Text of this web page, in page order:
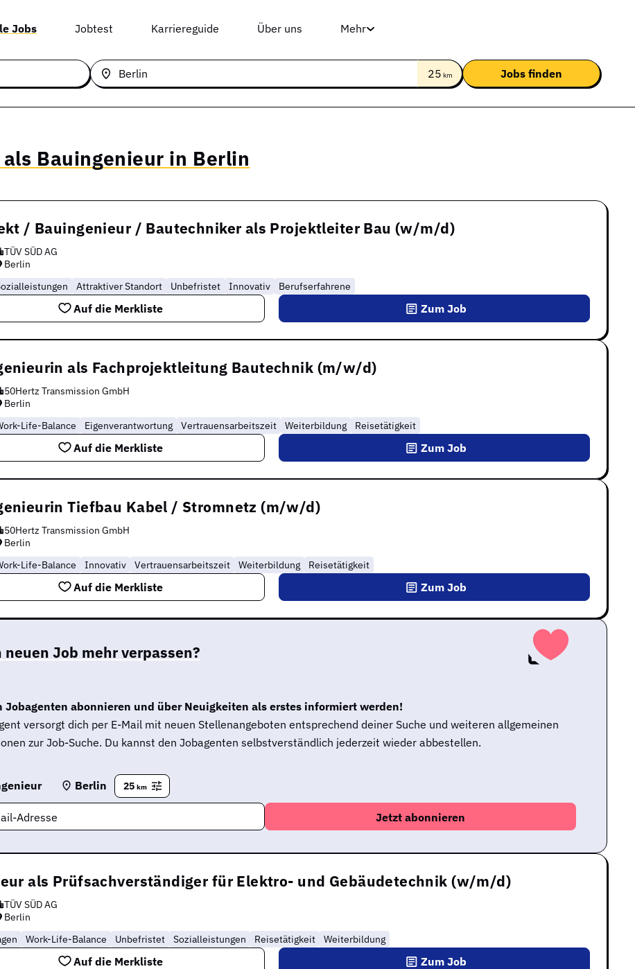
Jobs Jobtest Karriereguide Über uns Mehr
25 km
Bauingenieur in Berlin
/ Bauingenieur / Bautechniker als Projektleiter Bau (w/m/d)
TÜV SÜD AG
Berlin
Attraktiver Standort Unbefristet Innovativ Berufserfahrene
Auf die Merkliste Zum Job
als Fachprojektleitung Bautechnik (m/w/d)
50Hertz Transmission GmbH
Berlin
Life-Balance Eigenverantwortung Vertrauensarbeitszeit Weiterbildung Reisetätigkeit
Auf die Merkliste Zum Job
Tiefbau Kabel / Stromnetz (m/w/d)
50Hertz Transmission GmbH
Berlin
Life-Balance Innovativ Vertrauensarbeitszeit Weiterbildung Reisetätigkeit
Auf die Merkliste Zum Job
neuen Job mehr verpassen?
Jobagenten abonnieren und über Neuigkeiten als erstes informiert werden!
versorgt dich per E-Mail mit neuen Stellenangeboten entsprechend deiner Suche und weiteren allgemeinen
zur Job-Suche. Du kannst den Jobagenten selbstverständlich jederzeit wieder abbestellen.
Berlin 25 km
Adresse
als Prüfsachverständiger für Elektro- und Gebäudetechnik (w/m/d)
TÜV SÜD AG
Berlin
Work-Life-Balance Unbefristet Sozialleistungen Reisetätigkeit Weiterbildung
Auf die Merkliste Zum Job